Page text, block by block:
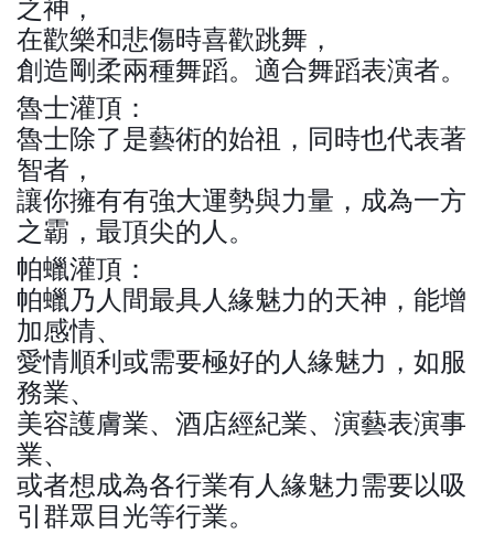
之神，
在歡樂和悲傷時喜歡跳舞，
創造剛柔兩種舞蹈。適合舞蹈表演者。
魯士灌頂：
魯士除了是藝術的始祖，同時也代表著
智者，
讓你擁有有強大運勢與力量，成為一方
之霸，最頂尖的人。
帕蠟灌頂：
帕蠟乃人間最具人緣魅力的天神，能增
加感情、
愛情順利或需要極好的人緣魅力，如服
務業、
美容護膚業、酒店經紀業、演藝表演事
業、
或者想成為各行業有人緣魅力需要以吸
引群眾目光等行業。